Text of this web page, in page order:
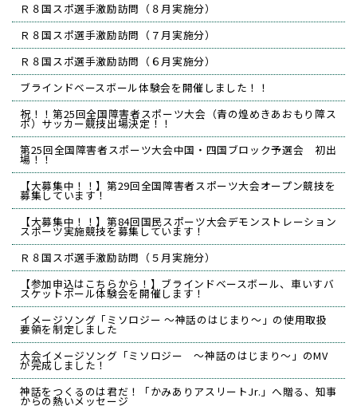
Ｒ８国スポ選手激励訪問（８月実施分）
Ｒ８国スポ選手激励訪問（７月実施分）
Ｒ８国スポ選手激励訪問（６月実施分）
ブラインドベースボール体験会を開催しました！！
祝！！第25回全国障害者スポーツ大会（青の煌めきあおもり障ス
ポ）サッカー競技出場決定！！
第25回全国障害者スポーツ大会中国・四国ブロック予選会 初出
場！！
【大募集中！！】第29回全国障害者スポーツ大会オープン競技を
募集しています！
【大募集中！！】第84回国民スポーツ大会デモンストレーション
スポーツ実施競技を募集しています！
Ｒ８国スポ選手激励訪問（５月実施分）
【参加申込はこちらから！】ブラインドベースボール、車いすバ
スケットボール体験会を開催します！
イメージソング「ミソロジー ～神話のはじまり～」の使用取扱
要領を制定しました
大会イメージソング「ミソロジー ～神話のはじまり～」のMV
が完成しました！
神話をつくるのは君だ！「かみありアスリートJr.」へ贈る、知事
からの熱いメッセージ